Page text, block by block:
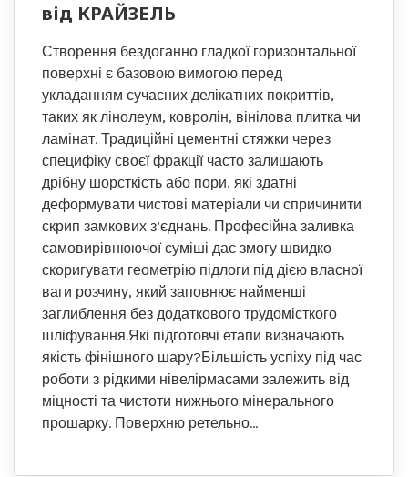
від КРАЙЗЕЛЬ
Створення бездоганно гладкої горизонтальної
поверхні є базовою вимогою перед
укладанням сучасних делікатних покриттів,
таких як лінолеум, ковролін, вінілова плитка чи
ламінат. Традиційні цементні стяжки через
специфіку своєї фракції часто залишають
дрібну шорсткість або пори, які здатні
деформувати чистові матеріали чи спричинити
скрип замкових з’єднань. Професійна заливка
самовирівнюючої суміші дає змогу швидко
скоригувати геометрію підлоги під дією власної
ваги розчину, який заповнює найменші
заглиблення без додаткового трудомісткого
шліфування.Які підготовчі етапи визначають
якість фінішного шару?Більшість успіху під час
роботи з рідкими нівелірмасами залежить від
міцності та чистоти нижнього мінерального
прошарку. Поверхню ретельно…